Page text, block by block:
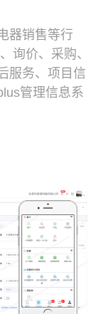
器销售等行
询价、采购、
服务、项目信
管理信息系